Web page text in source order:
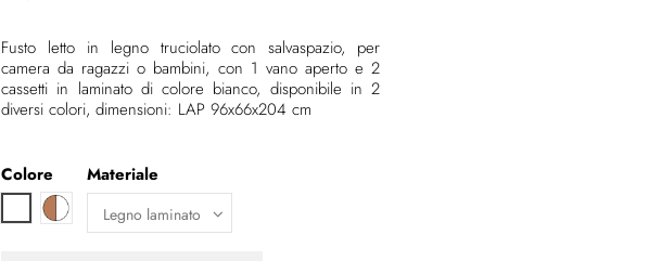
Fusto letto in legno truciolato con salvaspazio, per
camera da ragazzi o bambini, con 1 vano aperto e 2
cassetti in laminato di colore bianco, disponibile in 2
diversi colori, dimensioni: LAP 96x66x204 cm
Colore
Bianco
Marrone / bianco
Materiale